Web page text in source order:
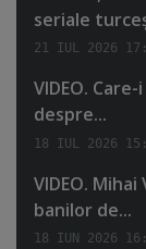
seriale
21 IUL 2026
VIDEO.
despre...
18 IUL 2026
VIDEO.
banilor de...
18 IUN 2026